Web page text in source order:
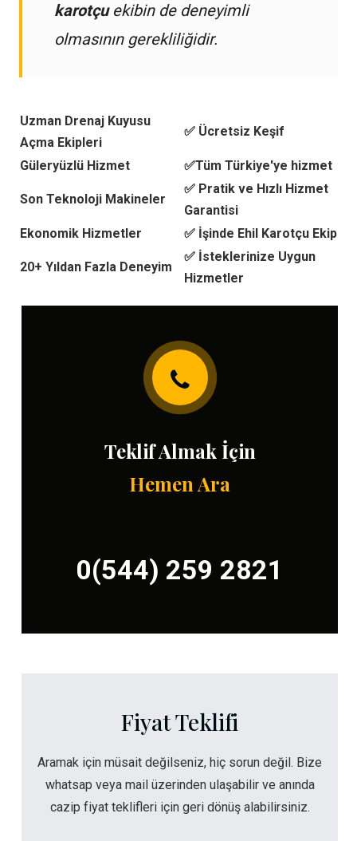
karotçuekibin de deneyimli
olmasının gerekliliğidir.
Uzman Drenaj Kuyusu
Açma Ekipleri
✅ Ücretsiz Keşif
Güleryüzlü Hizmet ✅Tüm Türkiye'ye hizmet
Son Teknoloji Makineler
✅ Pratik ve Hızlı Hizmet
Garantisi
Ekonomik Hizmetler
✅ İşinde Ehil Karotçu Ekip
20+ Yıldan Fazla Deneyim
✅ İsteklerinize Uygun
Hizmetler
Teklif Almak İçin
Hemen Ara
0(544) 259 2821
Fiyat Teklifi
Aramak için müsait değilseniz, hiç sorun değil. Bize
whatsap veya mail üzerinden ulaşabilir ve anında
cazip fiyat teklifleri için geri dönüş alabilirsiniz.